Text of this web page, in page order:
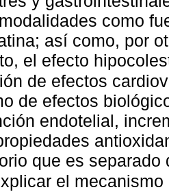
como
así como, por
el efecto
de efectos
de efectos
endotelial,
que es
el